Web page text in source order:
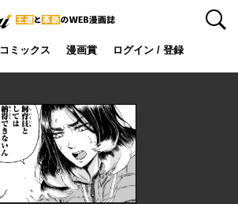
コミックス 漫画賞 ログイン / 登録
検索